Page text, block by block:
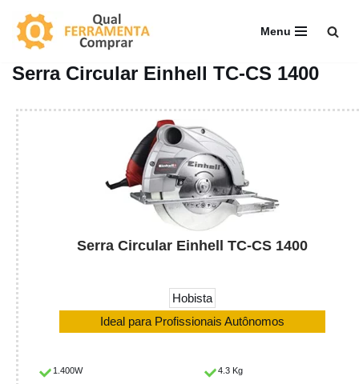
Pular
o
Menu
Serra Circular Einhell TC-CS 1400
Serra Circular Einhell TC-CS 1400
Hobista
Ideal para Profissionais Autônomos
1.400W 4.3 Kg